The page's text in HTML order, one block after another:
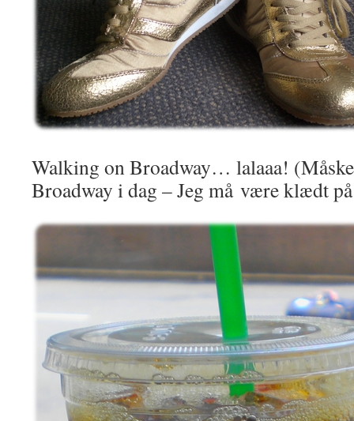
Walking on Broadway… lalaaa!
Broadway i dag – Jeg må være klædt